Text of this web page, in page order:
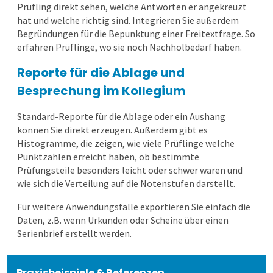
Allen, die evaluieren!
Schulungen für Fortgeschrittene
Aufgabenverwaltung Frida
Scannerkorrektur Klaus Papier
Onlineprüfungen Klaus Online
Demoversion
Schulungen
Fortgeschritten
ILIAS
Befragungen
Befragung mit QuestorPro
Unternehmen
Mitarbeiterbefragung
360-Grad-Feedback
Gesundheitswesen
Patientenbefragung
1. Alle Befragungsarten
Kontakt
Kontakt
Anfahrt
Prüfling direkt sehen, welche Antworten er angekreuzt
hat und welche richtig sind. Integrieren Sie außerdem
Begründungen für die Bepunktung einer Freitextfrage. So
erfahren Prüflinge, wo sie noch Nachholbedarf haben.
Reporte für die Ablage und
Besprechung im Kollegium
Standard-Reporte für die Ablage oder ein Aushang
können Sie direkt erzeugen. Außerdem gibt es
Histogramme, die zeigen, wie viele Prüflinge welche
Punktzahlen erreicht haben, ob bestimmte
Prüfungsteile besonders leicht oder schwer waren und
wie sich die Verteilung auf die Notenstufen darstellt.
Für weitere Anwendungsfälle exportieren Sie einfach die
Daten, z.B. wenn Urkunden oder Scheine über einen
Serienbrief erstellt werden.